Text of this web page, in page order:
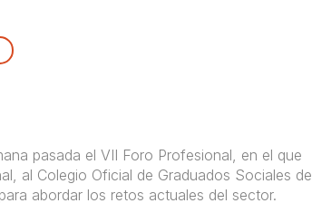
pasada el VII Foro Profesional, en el que
al Colegio Oficial de Graduados Sociales de
abordar los retos actuales del sector.